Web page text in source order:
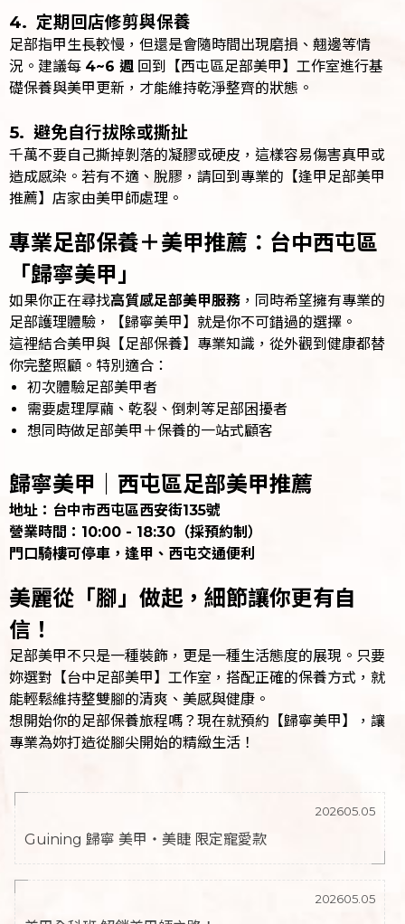
4. 定期回店修剪與保養
足部指甲生長較慢，但還是會隨時間出現磨損、翹邊等情
況。建議每 4~6 週 回到【西屯區足部美甲】工作室進行基
礎保養與美甲更新，才能維持乾淨整齊的狀態。
5. 避免自行拔除或撕扯
千萬不要自己撕掉剝落的凝膠或硬皮，這樣容易傷害真甲或
造成感染。若有不適、脫膠，請回到專業的【逢甲足部美甲
推薦】店家由美甲師處理。
專業足部保養＋美甲推薦：台中西屯區
「歸寧美甲」
如果你正在尋找高質感足部美甲服務 ，同時希望擁有專業的
足部護理體驗，【歸寧美甲】就是你不可錯過的選擇。
這裡結合美甲與【足部保養】專業知識，從外觀到健康都替
你完整照顧。特別適合：
初次體驗足部美甲者
需要處理厚繭、乾裂、倒刺等足部困擾者
想同時做足部美甲＋保養的一站式顧客
歸寧美甲｜西屯區足部美甲推薦
地址：台中市西屯區西安街135號
營業時間：10:00 - 18:30（採預約制）
門口騎樓可停車，逢甲、西屯交通便利
美麗從「腳」做起，細節讓你更有自
信！
足部美甲不只是一種裝飾，更是一種生活態度的展現。只要
妳選對【台中足部美甲】工作室，搭配正確的保養方式，就
能輕鬆維持整雙腳的清爽、美感與健康。
想開始你的足部保養旅程嗎？現在就預約【歸寧美甲】，讓
專業為妳打造從腳尖開始的精緻生活！
202605.05
Guining 歸寧 美甲・美睫 限定寵愛款
202605.05